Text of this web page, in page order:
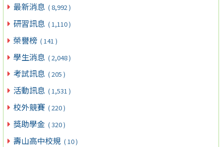
最新消息 ( 8,992 )
研習訊息 ( 1,110 )
榮譽榜 ( 141 )
學生消息 ( 2,048 )
考試訊息 ( 205 )
活動訊息 ( 1,531 )
校外競賽 ( 220 )
獎助學金 ( 320 )
壽山高中校規 ( 10 )